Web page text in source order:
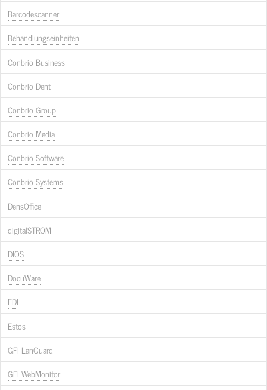
Barcodescanner
Behandlungseinheiten
Conbrio Business
Conbrio Dent
Conbrio Group
Conbrio Media
Conbrio Software
Conbrio Systems
DensOffice
digitalSTROM
DIOS
DocuWare
EDI
Estos
GFI LanGuard
GFI WebMonitor